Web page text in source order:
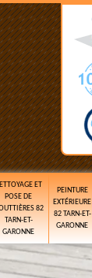
ET
POSE DE
82
TARN-ET-
GARONNE
PEINTURE
EXTÉRIEURE
82 TARN-ET-
GARONNE